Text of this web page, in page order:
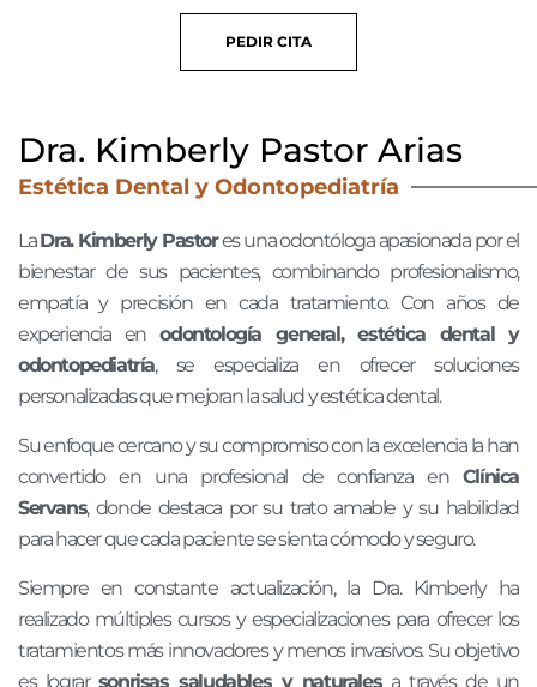
PEDIR CITA
Dra. Kimberly Pastor Arias
Estética Dental y Odontopediatría
LaDra. Kimberly Pastores una odontóloga apasionada por el
bienestar de sus pacientes, combinando profesionalismo,
empatía y precisión en cada tratamiento. Con años de
experiencia enodontología general, estética dental y
odontopediatría, se especializa en ofrecer soluciones
personalizadas que mejoran la salud y estética dental.
Su enfoque cercano y su compromiso con la excelencia la han
convertido en una profesional de confianza en Clínica
Servans, donde destaca por su trato amable y su habilidad
para hacer que cada paciente se sienta cómodo y seguro.
Siempre en constante actualización, la Dra. Kimberly ha
realizado múltiples cursos y especializaciones para ofrecer los
tratamientos más innovadores y menos invasivos. Su objetivo
es lograr sonrisas saludables y naturalesa través de un